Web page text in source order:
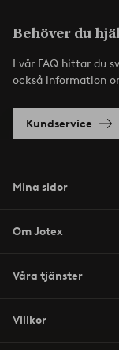
Behöver du
I vår FAQ hittar du
också information
Kundservice
Mina sidor
Om Jotex
Våra tjänster
Villkor